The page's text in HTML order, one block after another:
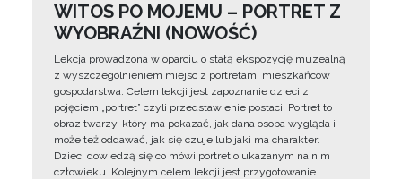
WITOS PO MOJEMU – PORTRET Z
WYOBRAŹNI (NOWOŚĆ)
Lekcja prowadzona w oparciu o stałą ekspozycję muzealną
z wyszczególnieniem miejsc z portretami mieszkańców
gospodarstwa. Celem lekcji jest zapoznanie dzieci z
pojęciem „portret” czyli przedstawienie postaci. Portret to
obraz twarzy, który ma pokazać, jak dana osoba wygląda i
może też oddawać, jak się czuje lub jaki ma charakter.
Dzieci dowiedzą się co mówi portret o ukazanym na nim
człowieku. Kolejnym celem lekcji jest przygotowanie